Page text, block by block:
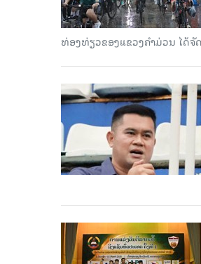
ທ່ອງທ່ຽວຂອງແຂວງຄຳມ່ວນ ໄດ້